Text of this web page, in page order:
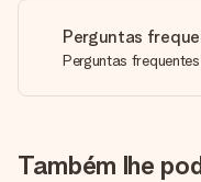
Perguntas
Perguntas frequentes
Também lhe